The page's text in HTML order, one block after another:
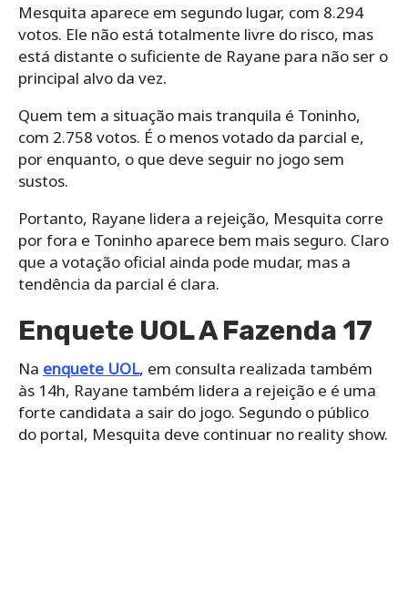
Mesquita aparece em segundo lugar, com 8.294
votos. Ele não está totalmente livre do risco, mas
está distante o suficiente de Rayane para não ser o
principal alvo da vez.
Quem tem a situação mais tranquila é Toninho,
com 2.758 votos. É o menos votado da parcial e,
por enquanto, o que deve seguir no jogo sem
sustos.
Portanto, Rayane lidera a rejeição, Mesquita corre
por fora e Toninho aparece bem mais seguro. Claro
que a votação oficial ainda pode mudar, mas a
tendência da parcial é clara.
Enquete UOL A Fazenda 17
Na enquete UOL, em consulta realizada também
às 14h, Rayane também lidera a rejeição e é uma
forte candidata a sair do jogo. Segundo o público
do portal, Mesquita deve continuar no reality show.